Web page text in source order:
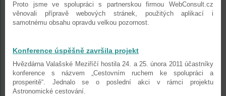
Proto jsme ve spolupráci s partnerskou firmou WebConsult.cz
věnovali přípravě webových stránek, použitých aplikací i
samotnému obsahu opravdu velkou pozornost.
Konference úspěšně završila projekt
Hvězdárna Valašské Meziříčí hostila 24. a 25. února 2011 účastníky
konference s názvem „Cestovním ruchem ke spolupráci a
prosperitě“. Jednalo se o poslední akci v rámci projektu
Astronomické cestování.